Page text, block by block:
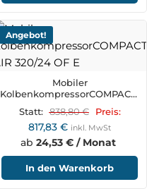
Angebot!
Mobiler
KolbenkompressorCOMPACT-
AIR 320/24 OF E
Statt: 838,80€ Preis:
817,83 € inkl. MwSt
ab 24,53 € / Monat
In den Warenkorb